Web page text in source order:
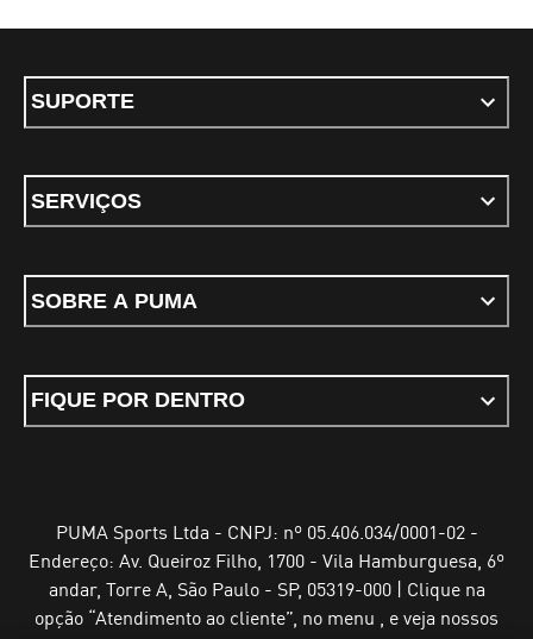
SUPORTE
SERVIÇOS
SOBRE A PUMA
FIQUE POR DENTRO
PUMA Sports Ltda - CNPJ: nº 05.406.034/0001-02 -
Endereço: Av. Queiroz Filho, 1700 - Vila Hamburguesa, 6º
andar, Torre A, São Paulo - SP, 05319-000 | Clique na
opção “Atendimento ao cliente”, no menu , e veja nossos